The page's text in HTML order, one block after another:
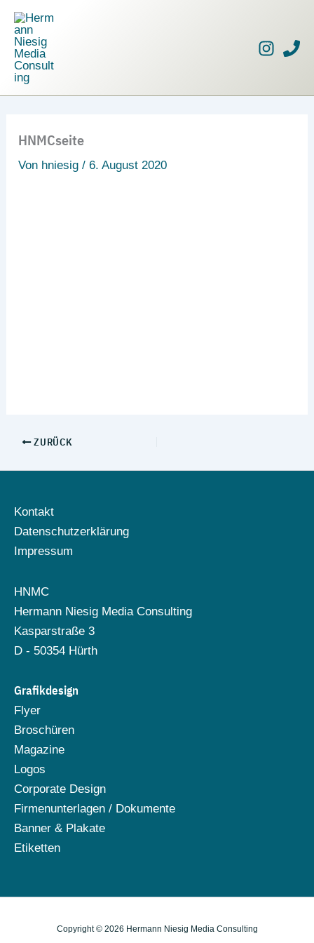
Zum
Inhalt
springen
HNMCseite
Von hniesig/6. August 2020
ZURÜCK
Kontakt
Datenschutzerklärung
Impressum
HNMC
Hermann Niesig Media Consulting
Kasparstraße 3
D - 50354 Hürth
Grafikdesign
Flyer
Broschüren
Magazine
Logos
Corporate Design
Firmenunterlagen / Dokumente
Banner & Plakate
Etiketten
Copyright © 2026 Hermann Niesig Media Consulting